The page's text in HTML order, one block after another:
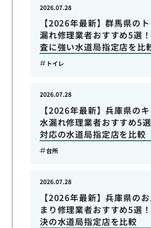
【2026年最新】群馬県の
漏れ修理業者おすすめ5選
査に強い水道局指定店を比
2026.07.28
トイレ
【2026年最新】兵庫県の
水漏れ修理業者おすすめ5
対応の水道局指定店を比較
2026.07.28
台所
【2026年最新】兵庫県の
まり修理業者おすすめ5選
決の水道局指定店を比較
2026.07.28